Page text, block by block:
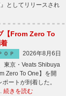
としてリリースされ
【From Zero To
ＯＰ
2026年8月6日
京・Veats Shibuya
Zero To One】を開
ートが到着した。
続きを読む